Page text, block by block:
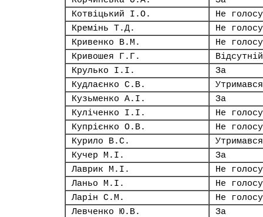
Котвіцький І.О.
Не
Кремінь Т.Д.
Не
Кривенко В.М.
Не
Кривошея Г.Г.
Відсутній
Крулько І.І.
За
Кудлаєнко С.В.
Утримався
Кузьменко А.І.
За
Куліченко І.І.
Не
Купрієнко О.В.
Не
Курило В.С.
Утримався
Кучер М.І.
За
Лаврик М.І.
Не
Ланьо М.І.
Не
Ларін С.М.
Не
Левченко Ю.В.
За